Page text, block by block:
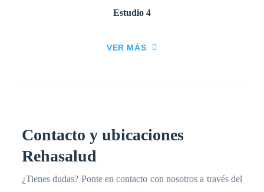
Estudio 4
VER MÁS
Contacto y ubicaciones
Rehasalud
¿Tienes dudas? Ponte en contacto con nosotros a través del